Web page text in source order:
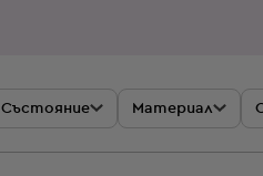
Състояние Материал